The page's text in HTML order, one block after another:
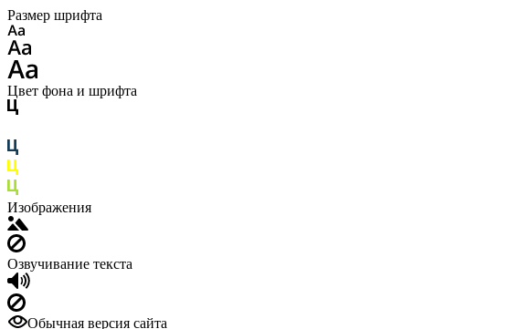
Размер шрифта
Цвет фона и шрифта
Изображения
Озвучивание текста
Обычная версия сайта